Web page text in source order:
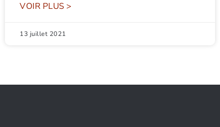
VOIR PLUS >
13 juillet 2021